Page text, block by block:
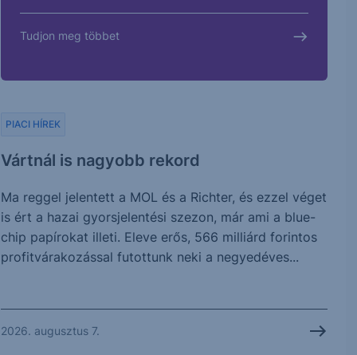
Tudjon meg többet
Vártnál is nagyobb rekord
PIACI HÍREK
Ma reggel jelentett a MOL és a Richter, és ezzel véget
is ért a hazai gyorsjelentési szezon, már ami a blue-
chip papírokat illeti. Eleve erős, 566 milliárd forintos
profitvárakozással futottunk neki a negyedéves...
2026. augusztus 7.